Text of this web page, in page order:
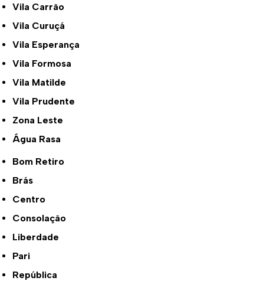
Vila Carrão
Vila Curuçá
Vila Esperança
Vila Formosa
Vila Matilde
Vila Prudente
Zona Leste
Água Rasa
Bom Retiro
Brás
Centro
Consolação
Liberdade
Pari
República